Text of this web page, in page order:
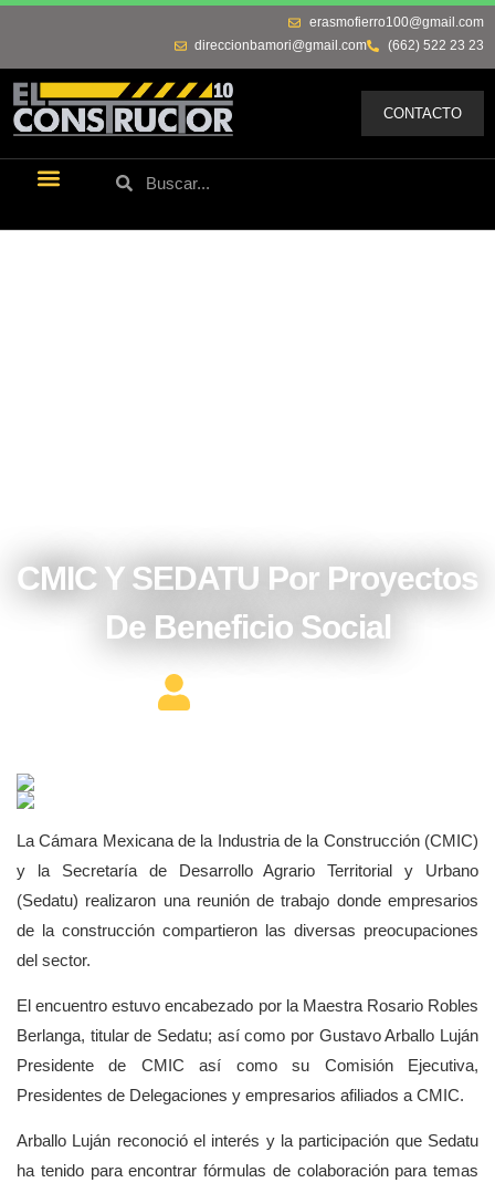
(662) 522 23 23
direccionbamori@gmail.com
erasmofierro100@gmail.com
CONTACTO
CMIC Y SEDATU Por Proyectos
De Beneficio Social
La Cámara Mexicana de la Industria de la Construcción (CMIC)
y la Secretaría de Desarrollo Agrario Territorial y Urbano
(Sedatu) realizaron una reunión de trabajo donde empresarios
de la construcción compartieron las diversas preocupaciones
del sector.
El encuentro estuvo encabezado por la Maestra Rosario Robles
Berlanga, titular de Sedatu; así como por Gustavo Arballo Luján
Presidente de CMIC así como su Comisión Ejecutiva,
Presidentes de Delegaciones y empresarios afiliados a CMIC.
Arballo Luján reconoció el interés y la participación que Sedatu
ha tenido para encontrar fórmulas de colaboración para temas